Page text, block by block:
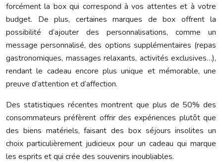
forcément la box qui correspond à vos attentes et à votre
budget. De plus, certaines marques de box offrent la
possibilité d’ajouter des personnalisations, comme un
message personnalisé, des options supplémentaires (repas
gastronomiques, massages relaxants, activités exclusives…),
rendant le cadeau encore plus unique et mémorable, une
preuve d’attention et d’affection.
Des statistiques récentes montrent que plus de 50% des
consommateurs préfèrent offrir des expériences plutôt que
des biens matériels, faisant des box séjours insolites un
choix particulièrement judicieux pour un cadeau qui marque
les esprits et qui crée des souvenirs inoubliables.